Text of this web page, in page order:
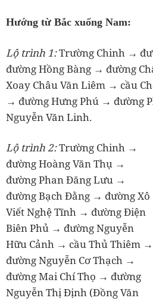
Hướng từ Bắc xuống Nam:
Lộ trình 1:Trường Chinh →
đường Hồng Bàng → đường
Xoay Châu Văn Liêm → cầu
→ đường Hưng Phú → đường
Nguyễn Văn Linh.
Lộ trình 2:Trường Chinh →
đường Hoàng Văn Thụ →
đường Phan Đăng Lưu →
đường Bạch Đằng → đường Xô
Viết Nghệ Tĩnh → đường Điện
Biên Phủ → đường Nguyễn
Hữu Cảnh → cầu Thủ Thiêm →
đường Nguyễn Cơ Thạch →
đường Mai Chí Thọ → đường
Nguyễn Thị Định (Đồng Văn